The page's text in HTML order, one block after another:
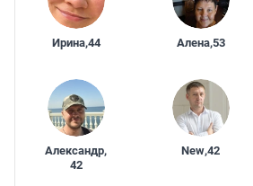
Ирина,44 Алена,53
Александр,
42
New,42